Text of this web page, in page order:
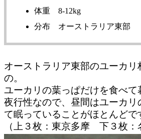
体重 8-12kg
分布 オーストラリア東部
オーストラリア東部のユーカリ
の。
ユーカリの葉っぱだけを食べて
夜行性なので、昼間はユーカリ
て眠っていることがほとんどで
（上３枚：東京多摩 下３枚：